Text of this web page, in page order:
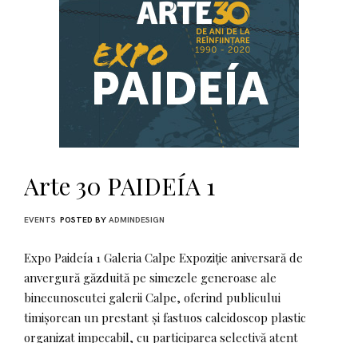
Arte 30 PAIDEÍA 1
EVENTS POSTED BY ADMINDESIGN
Expo Paideía 1 Galeria Calpe Expoziție aniversară de
anvergură găzduită pe simezele generoase ale
binecunoscutei galerii Calpe, oferind publicului
timișorean un prestant și fastuos caleidoscop plastic
organizat impecabil, cu participarea selectivă atent